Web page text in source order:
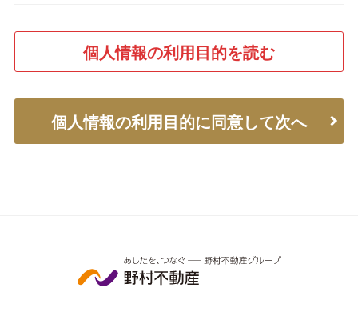
個人情報の利用目的を読む
個人情報の利用目的に同意して次へ